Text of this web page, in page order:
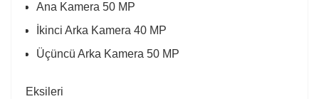
Ana Kamera 50 MP
İkinci Arka Kamera 40 MP
Üçüncü Arka Kamera 50 MP
Eksileri